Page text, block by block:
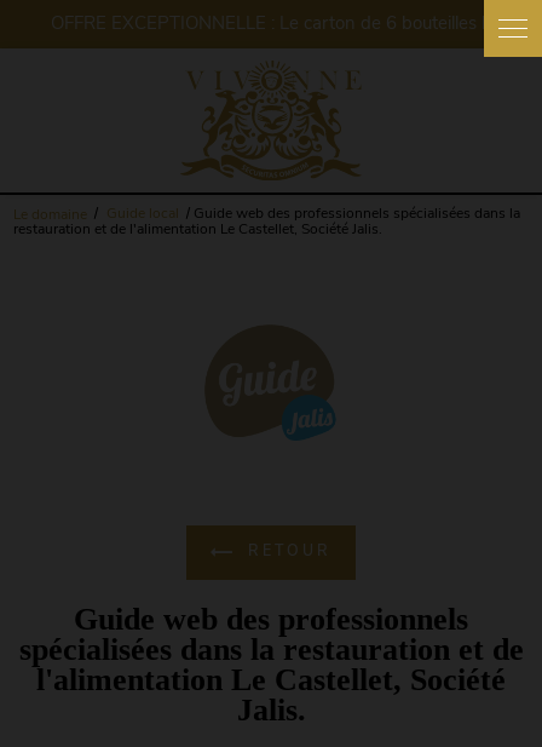
Le domaine Guide local
Guide web des professionnels spécialisées dans la
restauration et de l'alimentation Le Castellet, Société Jalis.
RETOUR
Guide web des professionnels
spécialisées dans la restauration et de
l'alimentation Le Castellet, Société
Jalis.